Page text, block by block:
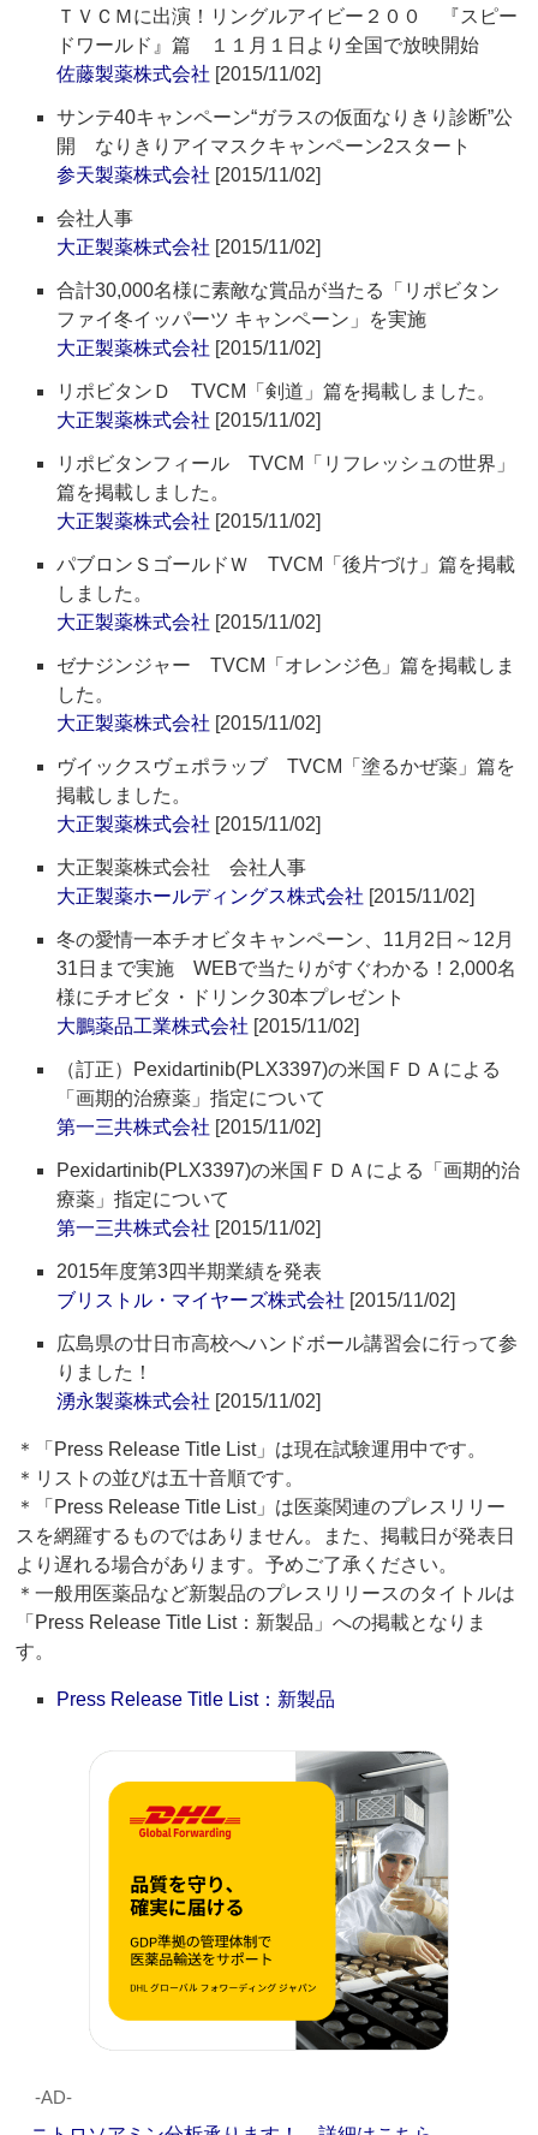
ＴＶＣＭに出演！リングルアイビー２００ 『スピー
ドワールド』篇 １１月１日より全国で放映開始
佐藤製薬株式会社 [2015/11/02]
サンテ40キャンペーン“ガラスの仮面なりきり診断”公
開 なりきりアイマスクキャンペーン2スタート
参天製薬株式会社 [2015/11/02]
会社人事
大正製薬株式会社 [2015/11/02]
合計30,000名様に素敵な賞品が当たる「リポビタン
ファイ冬イッパーツ キャンペーン」を実施
大正製薬株式会社 [2015/11/02]
リポビタンＤ TVCM「剣道」篇を掲載しました。
大正製薬株式会社 [2015/11/02]
リポビタンフィール TVCM「リフレッシュの世界」
篇を掲載しました。
大正製薬株式会社 [2015/11/02]
パブロンＳゴールドＷ TVCM「後片づけ」篇を掲載
しました。
大正製薬株式会社 [2015/11/02]
ゼナジンジャー TVCM「オレンジ色」篇を掲載しま
した。
大正製薬株式会社 [2015/11/02]
ヴイックスヴェポラッブ TVCM「塗るかぜ薬」篇を
掲載しました。
大正製薬株式会社 [2015/11/02]
大正製薬株式会社 会社人事
大正製薬ホールディングス株式会社 [2015/11/02]
冬の愛情一本チオビタキャンペーン、11月2日～12月
31日まで実施 WEBで当たりがすぐわかる！2,000名
様にチオビタ・ドリンク30本プレゼント
大鵬薬品工業株式会社 [2015/11/02]
（訂正）Pexidartinib(PLX3397)の米国ＦＤＡによる
「画期的治療薬」指定について
第一三共株式会社 [2015/11/02]
Pexidartinib(PLX3397)の米国ＦＤＡによる「画期的治
療薬」指定について
第一三共株式会社 [2015/11/02]
2015年度第3四半期業績を発表
ブリストル・マイヤーズ株式会社 [2015/11/02]
広島県の廿日市高校へハンドボール講習会に行って参
りました！
湧永製薬株式会社 [2015/11/02]
＊「Press Release Title List」は現在試験運用中です。
＊リストの並びは五十音順です。
＊「Press Release Title List」は医薬関連のプレスリリー
スを網羅するものではありません。また、掲載日が発表日
より遅れる場合があります。予めご了承ください。
＊一般用医薬品など新製品のプレスリリースのタイトルは
「Press Release Title List：新製品」への掲載となりま
す。
Press Release Title List：新製品
‐AD‐